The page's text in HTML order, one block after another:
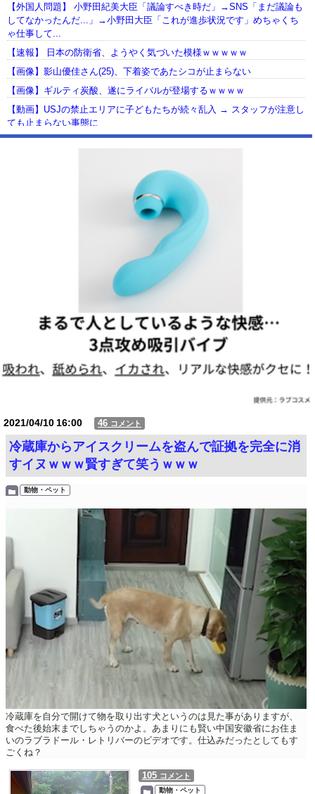
【外国人問題】 小野田紀美大臣「議論すべき時だ」→SNS「まだ議論も
してなかったんだ...」→小野田大臣「これが進歩状況です」めちゃくち
ゃ仕事して...
【速報】 日本の防衛省、ようやく気づいた模様ｗｗｗｗｗ
【画像】影山優佳さん(25)、下着姿であたシコが止まらない
【画像】ギルティ炭酸、遂にライバルが登場するｗｗｗｗ
【動画】USJの禁止エリアに子どもたちが続々乱入 → スタッフが注意し
ても止まらない事態に
Powered by livedoor 相互RSS
2021/04/1016:00 46 コメント
冷蔵庫からアイスクリームを盗んで証拠を完全に消
すイヌｗｗｗ賢すぎて笑うｗｗｗ
動物・ペット
冷蔵庫を自分で開けて物を取り出す犬というのは見た事がありますが、
食べた後始末までしちゃうのかよ。あまりにも賢い中国安徽省にお住ま
いのラブラドール・レトリバーのビデオです。仕込みだったとしてもす
ごくね？
105 コメント
動物・ペット